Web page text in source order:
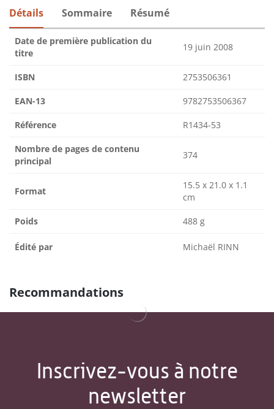
Détails Sommaire Résumé
Date de première publication du
titre
19 juin 2008
ISBN 2753506361
EAN-13 9782753506367
Référence R1434-53
Nombre de pages de contenu
principal
374
Format
15.5 x 21.0 x 1.1
cm
Poids 488 g
Édité par Michaël RINN
Recommandations
Inscrivez-vous à notre
newsletter